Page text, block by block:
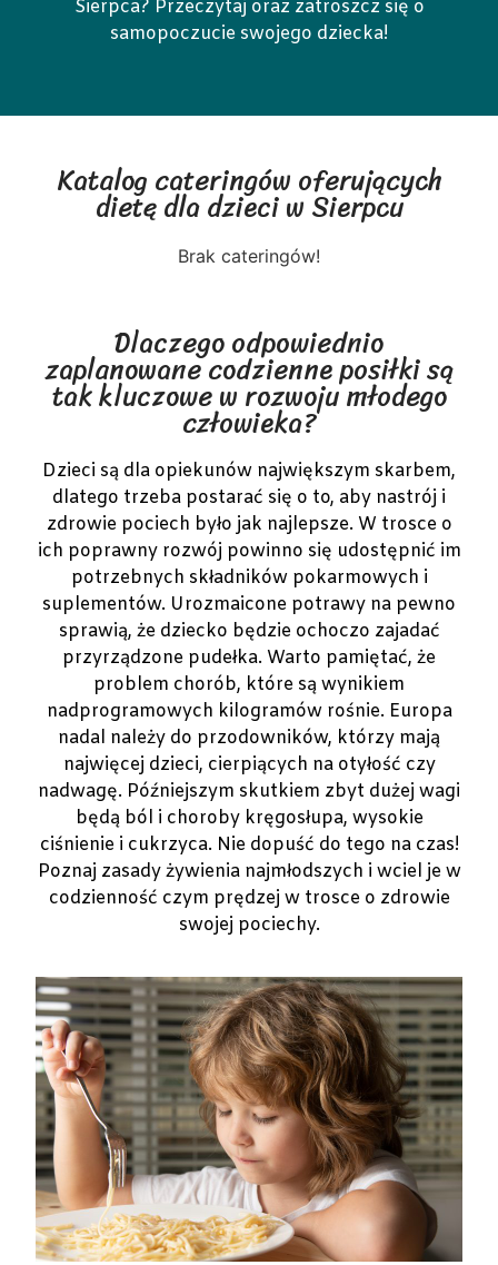
Sierpca? Przeczytaj oraz zatroszcz się o
samopoczucie swojego dziecka!
Katalog cateringów oferujących
dietę dla dzieci w Sierpcu
Brak cateringów!
Dlaczego odpowiednio
zaplanowane codzienne posiłki są
tak kluczowe w rozwoju młodego
człowieka?
Dzieci są dla opiekunów największym skarbem,
dlatego trzeba postarać się o to, aby nastrój i
zdrowie pociech było jak najlepsze. W trosce o
ich poprawny rozwój powinno się udostępnić im
potrzebnych składników pokarmowych i
suplementów. Urozmaicone potrawy na pewno
sprawią, że dziecko będzie ochoczo zajadać
przyrządzone pudełka. Warto pamiętać, że
problem chorób, które są wynikiem
nadprogramowych kilogramów rośnie. Europa
nadal należy do przodowników, którzy mają
najwięcej dzieci, cierpiących na otyłość czy
nadwagę. Późniejszym skutkiem zbyt dużej wagi
będą ból i choroby kręgosłupa, wysokie
ciśnienie i cukrzyca. Nie dopuść do tego na czas!
Poznaj zasady żywienia najmłodszych i wciel je w
codzienność czym prędzej w trosce o zdrowie
swojej pociechy.